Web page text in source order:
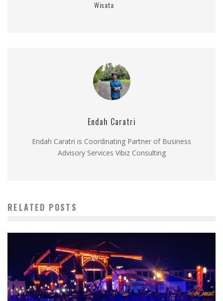
Wisata
Endah Caratri
Endah Caratri is Coordinating Partner of Business
Advisory Services Vibiz Consulting
RELATED POSTS